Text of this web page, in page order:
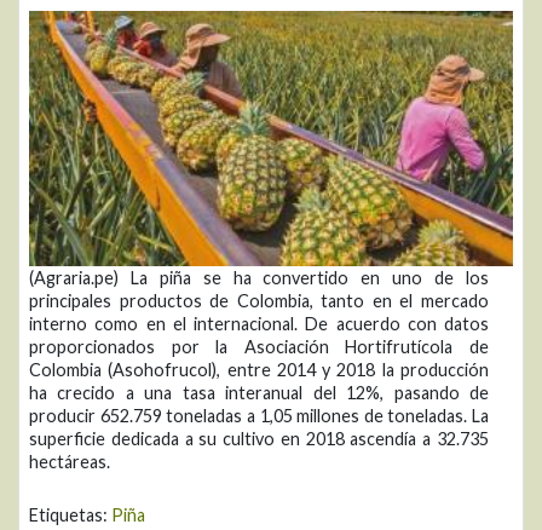
(Agraria.pe) La piña se ha convertido en uno de los
principales productos de Colombia, tanto en el mercado
interno como en el internacional. De acuerdo con datos
proporcionados por la Asociación Hortifrutícola de
Colombia (Asohofrucol), entre 2014 y 2018 la producción
ha crecido a una tasa interanual del 12%, pasando de
producir 652.759 toneladas a 1,05 millones de toneladas. La
superficie dedicada a su cultivo en 2018 ascendía a 32.735
hectáreas.
Etiquetas: Piña